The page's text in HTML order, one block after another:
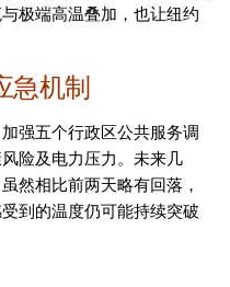
极端高温叠加，也让纽约
急机制
强五个行政区公共服务调
险及电力压力。未来几
然相比前两天略有回落，
到的温度仍可能持续突破